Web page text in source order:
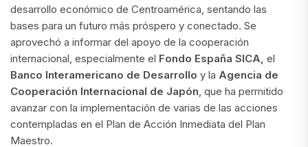
desarrollo económico de Centroamérica, sentando las
bases para un futuro más próspero y conectado. Se
aprovechó a informar del apoyo de la cooperación
internacional, especialmente el Fondo España SICA, el
Banco Interamericano de Desarrollo y la Agencia de
Cooperación Internacional de Japón , que ha permitido
avanzar con la implementación de varias de las acciones
contempladas en el Plan de Acción Inmediata del Plan
Maestro.